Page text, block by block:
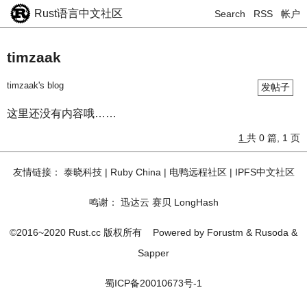
Rust语言中文社区 Search RSS 帐户
timzaak
发帖子
timzaak's blog
这里还没有内容哦……
1 共 0 篇, 1 页
友情链接： 泰晓科技| Ruby China | 电鸭远程社区| IPFS中文社区
鸣谢： 迅达云 赛贝 LongHash
©2016~2020 Rust.cc 版权所有 Powered by Forustm & Rusoda &
Sapper
蜀ICP备20010673号-1